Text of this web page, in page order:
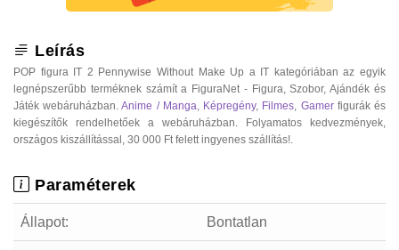
Leírás
POP figura IT 2 Pennywise Without Make Up a IT kategóriában az egyik
legnépszerűbb terméknek számít a FiguraNet - Figura, Szobor, Ajándék és
Játék webáruházban.Anime / Manga Képregény, Filmes Gamerfigurák és
kiegészítők rendelhetőek a webáruházban. Folyamatos kedvezmények,
országos kiszállítással, 30 000 Ft felett ingyenes szállítás!.
Paraméterek
Állapot: Bontatlan